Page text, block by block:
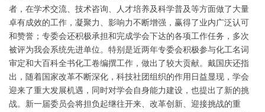
者，在学术交流、技术咨询、人才培养及科学普及等方面做了大量
卓有成效的工作，凝聚力、影响力不断增强，赢得了业内广泛认可
和赞誉；专委会还积极承担和完成学会下达的各项工作任务，多次
被评为我会系统先进单位。特别是近两年专委会积极参与化工名词
审定和大百科全书化工卷编撰工作，做出了较大贡献。戴国庆还指
出，随着国家改革不断深化，科技社团组织的作用日益显现，学会
迎来了重大发展机遇，同时对学会自身能力建设，也提出了新的挑
战。新一届委员会将担负起继往开来、改革创新、迎接挑战的重